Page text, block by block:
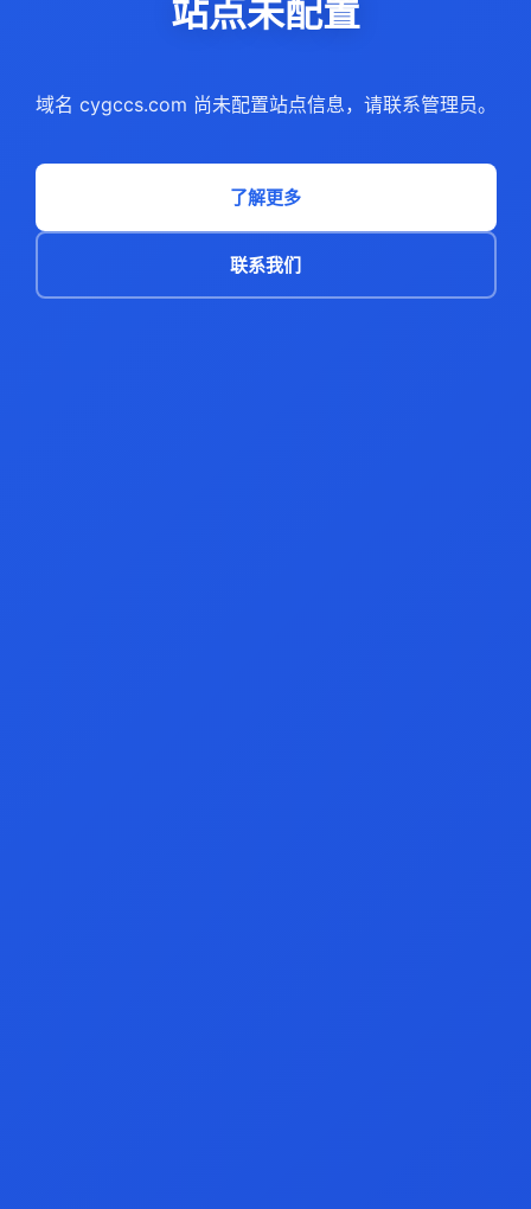
站点未配置
域名 cygccs.com 尚未配置站点信息，请联系管理员。
了解更多
联系我们